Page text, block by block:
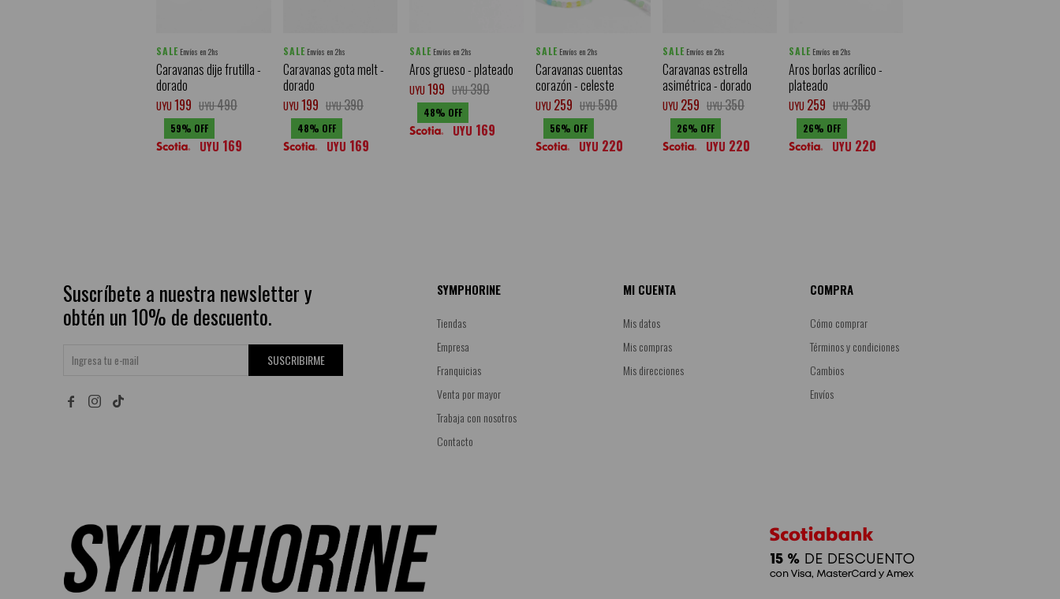
SALE Envíos en 2hs
Caravanas dije frutilla -
dorado
UYU 199 UYU490
59
UYU 169
SALE Envíos en 2hs
Caravanas gota melt -
dorado
UYU 199 UYU390
48
UYU 169
SALE Envíos en 2hs
Aros grueso - plateado
UYU 199 UYU390
48
UYU 169
SALE Envíos en 2hs
Caravanas cuentas
corazón - celeste
UYU 259 UYU590
56
UYU 220
SALE Envíos en 2hs
Caravanas estrella
asimétrica - dorado
UYU 259 UYU350
26
UYU 220
SALE Envíos en 2hs
Aros borlas acrílico -
plateado
UYU 259 UYU350
26
UYU 220
Suscríbete a nuestra newsletter y
obtén un 10% de descuento.
SUSCRIBIRME
 
SYMPHORINE
Tiendas
Empresa
Franquicias
Venta por mayor
Trabaja con nosotros
Contacto
MI CUENTA
Mis datos
Mis compras
Mis direcciones
COMPRA
Cómo comprar
Términos y condiciones
Cambios
Envíos